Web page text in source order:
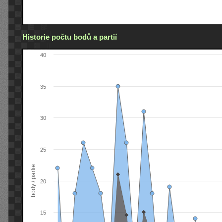
Historie počtu bodů a partií
body / partie
15
20
25
30
35
40